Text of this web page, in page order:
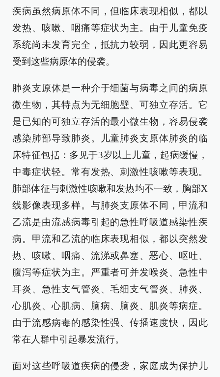
疾病虽然病原体不同，但临床表现相似，都以
发热、咳嗽、咽痛等症状为主。由于儿童免疫
系统尚未发育完全，抵抗力较弱，因此更容易
受到这些病原体的侵袭。
肺炎支原体是一种介于细菌与病毒之间的病原
微生物，其特点为无细胞壁、可独立存活。它
是已知的可独立存活的最小微生物，容易侵袭
感染肺部导致肺炎。儿童肺炎支原体肺炎的临
床特征包括：多见于3岁以上儿童，起病缓慢，
中毒症状轻。常有发热、刺激性咳嗽等表现。
肺部体征与刺激性咳嗽和发热均不一致，胸部X
线影像表现多样。与肺炎支原体不同，甲流和
乙流是由流感病毒引起的急性呼吸道感染性疾
病。甲流和乙流的临床表现相似，都以突然发
热、咳嗽、咽痛、流涕或鼻塞、恶心、呕吐、
腹泻等症状为主。严重者可并发喉炎、急性中
耳炎、急性支气管炎、毛细支气管炎、肺炎、
心肌炎、心肌病、脑病、脑炎、肌炎等病症。
由于流感病毒的感染性强、传播速度快，因此
常在人群中引起暴发流行。
面对这些呼吸道疾病的侵袭，家庭成为保护儿